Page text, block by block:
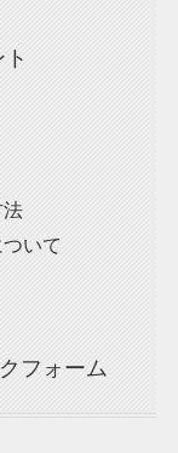
いて
フォーム